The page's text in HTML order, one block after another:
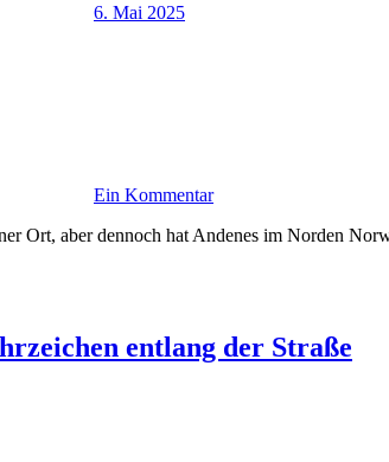
6. Mai 2025
Ein Kommentar
Ort, aber dennoch hat Andenes im Norden
entlang der Straße